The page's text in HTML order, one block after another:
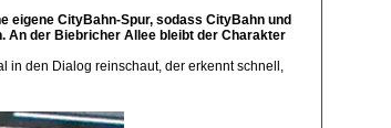
eigene CityBahn-Spur, sodass CityBahn und
An der Biebricher Allee bleibt der Charakter
in den Dialog reinschaut, der erkennt schnell,